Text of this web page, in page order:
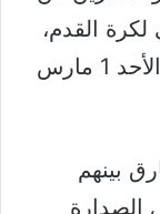
لكرة القدم،
في اللقاء الذي سينطلق مساء يوم الأحد 1 مارس
بينهم
الصدارة